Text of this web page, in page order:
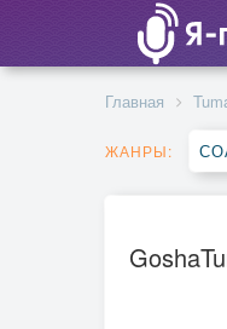
Главная
ЖАНРЫ: